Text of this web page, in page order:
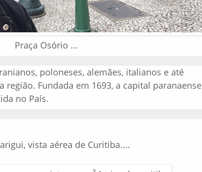
Praça Osório ...
poloneses, alemães, italianos e até
região. Fundada em 1693, a capital paranaense
no País.
vista aérea de Curitiba....